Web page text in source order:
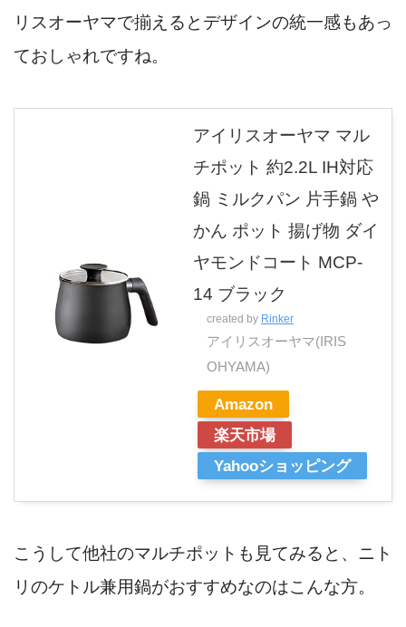
リスオーヤマで揃えるとデザインの統一感もあっ
ておしゃれですね。
アイリスオーヤマ マル
チポット 約2.2L IH対応
鍋 ミルクパン 片手鍋 や
かん ポット 揚げ物 ダイ
ヤモンドコート MCP-
14 ブラック
created by Rinker
アイリスオーヤマ(IRIS
OHYAMA)
Amazon
楽天市場
Yahooショッピング
こうして他社のマルチポットも見てみると、ニト
リのケトル兼用鍋がおすすめなのはこんな方。